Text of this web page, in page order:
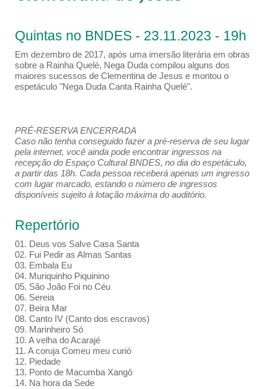
Quintas no BNDES - 23.11.2023 - 19h
Em dezembro de 2017, após uma imersão literária em obras
sobre a Rainha Quelé, Nega Duda compilou alguns dos
maiores sucessos de Clementina de Jesus e montou o
espetáculo "Nega Duda Canta Rainha Quelé".
PRÉ-RESERVA ENCERRADA
Caso não tenha conseguido fazer a pré-reserva de seu lugar
pela internet, você ainda pode encontrar ingressos na
recepção do Espaço Cultural BNDES, no dia do espetáculo,
a partir das 18h. Cada pessoa receberá apenas um ingresso
com lugar marcado, estando o número de ingressos
disponíveis sujeito à lotação máxima do auditório.
Repertório
01. Deus vos Salve Casa Santa
02. Fui Pedir as Almas Santas
03. Embala Eu
04. Muriquinho Piquinino
05. São João Foi no Céu
06. Sereia
07. Beira Mar
08. Canto IV (Canto dos escravos)
09. Marinheiro Só
10. A velha do Acarajé
11. A coruja Comeu meu curió
12. Piedade
13. Ponto de Macumba Xangô
14. Na hora da Sede